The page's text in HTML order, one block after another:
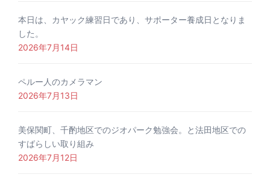
本日は、カヤック練習日であり、サポーター養成日となりま
した。
2026年7月14日
ペルー人のカメラマン
2026年7月13日
美保関町、千酌地区でのジオパーク勉強会。と法田地区での
すばらしい取り組み
2026年7月12日